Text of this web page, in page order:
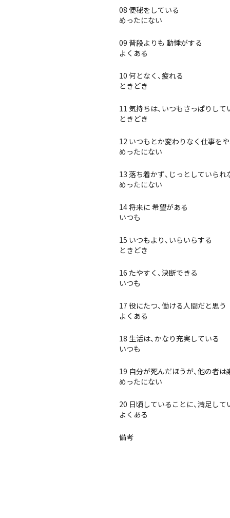
08 便秘をしている
めったにない
09 普段よりも 動悸がする
よくある
10 何となく、疲れる
ときどき
11 気持ちは、いつもさっぱりして
ときどき
12 いつもとか変わりなく仕事を
めったにない
13 落ち着かず、じっとしていられ
めったにない
14 将来に 希望がある
いつも
15 いつもより、いらいらする
ときどき
16 たやすく、決断できる
いつも
17 役にたつ、働ける人間だと思う
よくある
18 生活は、かなり充実している
いつも
19 自分が死んだほうが、他の者
めったにない
20 日頃していることに、満足して
よくある
備考